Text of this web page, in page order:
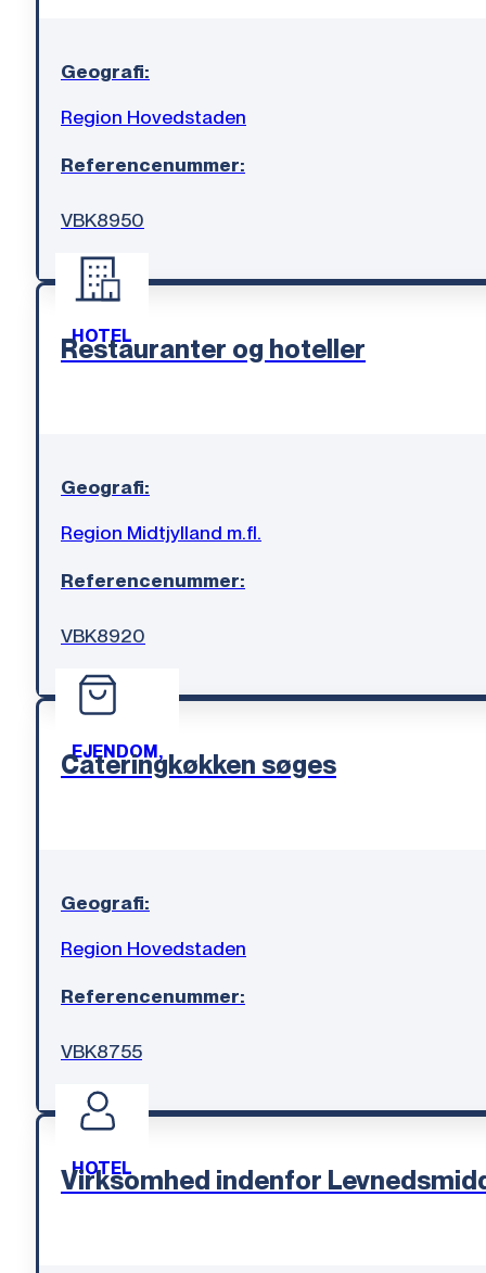
Geografi:
Region Hovedstaden
Referencenummer:
VBK8950
HOTEL
Restauranter og hoteller
Geografi:
Region Midtjylland m.fl.
Referencenummer:
VBK8920
EJENDOM,
Cateringkøkken søges
Geografi:
Region Hovedstaden
Referencenummer:
VBK8755
HOTEL
Virksomhed indenfor